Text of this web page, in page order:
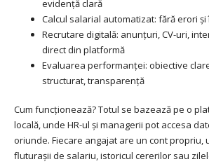
evidență clară
Calcul salarial automatizat: fără erori
Recrutare digitală: anunțuri, CV-uri,
direct din platformă
Evaluarea performanței: obiective
structurat, transparență
Cum funcționează? Totul se bazează pe o
locală, unde HR-ul și managerii pot accesa
oriunde. Fiecare angajat are un cont propriu,
fluturașii de salariu, istoricul cererilor sau